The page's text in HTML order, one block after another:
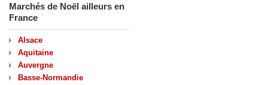
Marchés de Noël ailleurs en
France
Alsace
Aquitaine
Auvergne
Basse-Normandie